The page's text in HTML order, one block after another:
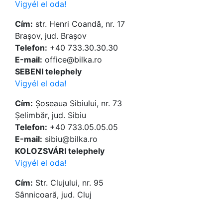
Vigyél el oda!
Cím: str. Henri Coandă, nr. 17
Brașov, jud. Brașov
Telefon: +40 733.30.30.30
Е-mail: office@bilka.ro
SEBENI telephely
Vigyél el oda!
Cím: Șoseaua Sibiului, nr. 73
Șelimbăr, jud. Sibiu
Telefon: +40 733.05.05.05
Е-mail: sibiu@bilka.ro
KOLOZSVÁRI telephely
Vigyél el oda!
Cím: Str. Clujului, nr. 95
Sânnicoară, jud. Cluj